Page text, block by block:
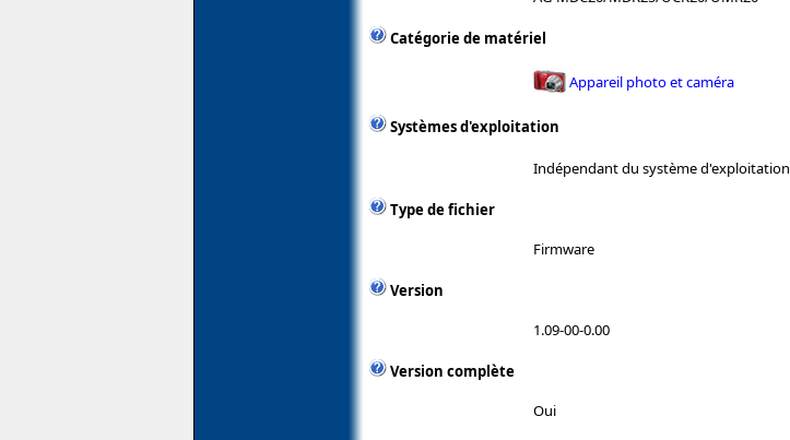
Catégorie de matériel
Appareil photo et caméra
Systèmes d'exploitation
Indépendant du système d'exploitation
Type de fichier
Firmware
Version
1.09-00-0.00
Version complète
Oui